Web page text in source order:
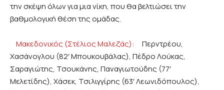
την σκέψη όλων για μια νίκη, που θα βελτιώσει την
βαθμολογική θέση της ομάδας.
Μακεδονικός (Στέλιος Μαλεζάς):
Περντρέου,
Χασάνογλου (82′ Μπουκουβάλας), Πέδρο Λούκας,
Σαραγιώτης, Τσουκάνης, Παναγιωτούδης (77′
Μελετίδης), Χάσεκ, Τσιλιγγίρης (63′ Λεωνιδόπουλος),